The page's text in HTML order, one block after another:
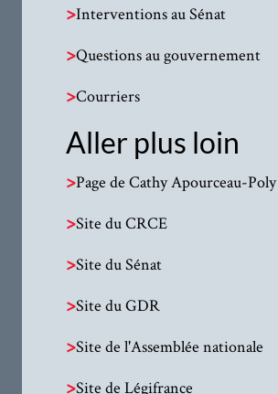
>Interventions au Sénat
>Questions au gouvernement
>Courriers
Aller plus loin
>Page de Cathy Apourceau-Poly
>Site du CRCE
>Site du Sénat
>Site du GDR
>Site de l'Assemblée nationale
>Site de Légifrance